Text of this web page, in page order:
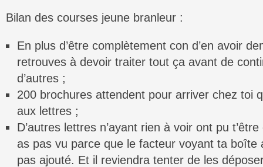
Bilan des courses jeune branleur :
En plus d’être complètement con d’en avoir
retrouves à devoir traiter tout ça avant de
d’autres ;
200 brochures attendent pour arriver chez toi
aux lettres ;
D’autres lettres n’ayant rien à voir ont pu
as pas vu parce que le facteur voyant ta boîte
pas ajouté. Et il reviendra tenter de les